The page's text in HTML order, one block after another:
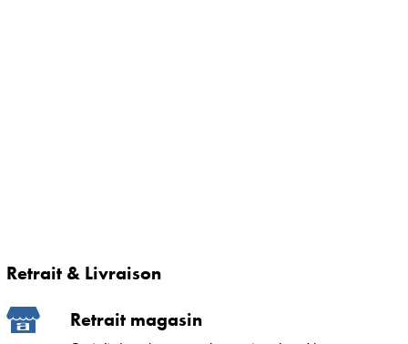
Retrait & Livraison
Retrait magasin